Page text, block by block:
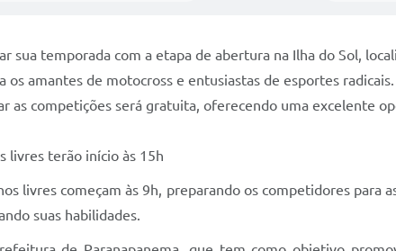
sua temporada com a etapa de abertura na Ilha do Sol,
amantes de motocross e entusiastas de esportes radicais.
as competições será gratuita, oferecendo uma excelente
livres terão início às 15h
livres começam às 9h, preparando os competidores para
suas habilidades.